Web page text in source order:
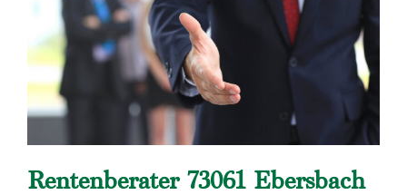
Rentenberater 73061 Ebersbach